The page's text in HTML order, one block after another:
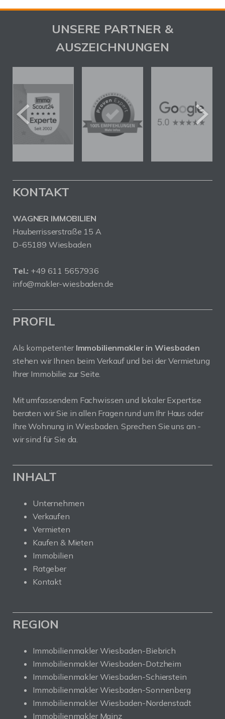
UNSERE PARTNER &
AUSZEICHNUNGEN
KONTAKT
WAGNER IMMOBILIEN
Hauberrisserstraße 15 A
D-65189 Wiesbaden
Tel.: +49 611 5657936
info@makler-wiesbaden.de
PROFIL
Als kompetenter Immobilienmakler in Wiesbaden
stehen wir Ihnen beim Verkauf und bei der Vermietung
Ihrer Immobilie zur Seite.
Mit umfassendem Fachwissen und lokaler Expertise
beraten wir Sie in allen Fragen rund um Ihr Haus oder
Ihre Wohnung in Wiesbaden. Sprechen Sie uns an -
wir sind für Sie da.
INHALT
Unternehmen
Verkaufen
Vermieten
Kaufen & Mieten
Immobilien
Ratgeber
Kontakt
REGION
Immobilienmakler Wiesbaden-Biebrich
Immobilienmakler Wiesbaden-Dotzheim
Immobilienmakler Wiesbaden-Schierstein
Immobilienmakler Wiesbaden-Sonnenberg
Immobilienmakler Wiesbaden-Nordenstadt
Immobilienmakler Mainz